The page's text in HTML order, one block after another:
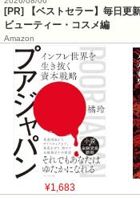
[PR] 【ベストセラー】毎日更
ビューティー・コスメ編
Amazon
¥1,683